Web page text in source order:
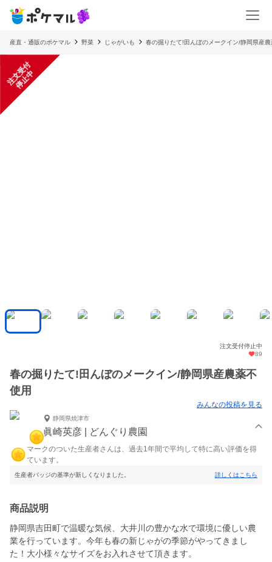
産直・通販のポケマル 野菜 じゃがいも 春の掘りたて!田んぼのメークイン/静岡県産
注
文
受
付
停
止
中
注文受付停止中
89
春の掘りたて!田んぼのメークイン/静岡県産農薬不
使用
みんなの投稿を見る
静岡県焼津市
眞崎英彦 | どんぐり農園
マークのついた生産者さんは、過去1年間で平均して特に高い評価を得
ています。
生産者バッジの基準が新しくなりました。 詳しくはこちら
商品説明
静岡県吉田町で温暖な気候、大井川の豊かな水で環境に優しい農
業を行っています。今年も春の新じゃがの季節がやってきまし
た！大小様々なサイズをお入れさせて頂きます。